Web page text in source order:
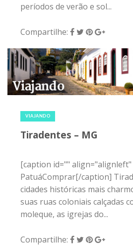
períodos de verão e sol...
Compartilhe:
VIAJANDO
Tiradentes – MG
[caption id=""
PatuáComprar[/caption]
cidades históricas mais
suas ruas coloniais calçadas
moleque, as igrejas do...
Compartilhe: